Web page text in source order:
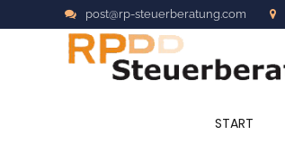
post@rp-steuerberatung.com
START